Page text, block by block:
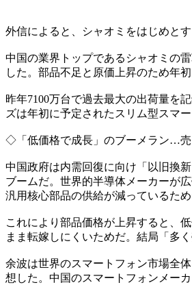
外信によると、シャオミをはじめと
中国の業界トップであるシャオミの
した。部品不足と原価上昇のため年
昨年7100万台で過去最大の出荷量を
ズは年初に予定されたスリム型スマ
◇「低価格で成長」のブーメラン…売
中国政府は内需回復に向け「以旧換
ブームだ。世界的半導体メーカーが
汎用核心部品の供給が減っているため
これにより部品価格が上昇すると、
まま転嫁しにくいためだ。結局「多
余波は世界のスマートフォン市場全
想した。中国のスマートフォンメー